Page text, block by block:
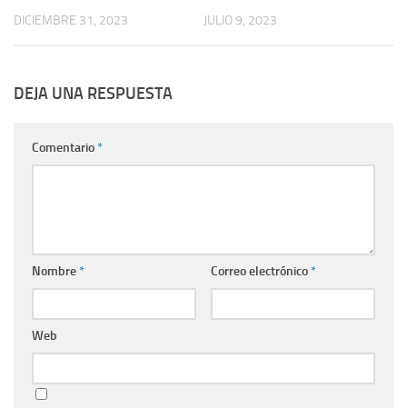
DICIEMBRE 31, 2023 JULIO 9, 2023
DEJA UNA RESPUESTA
Comentario*
Nombre* Correo electrónico*
Web